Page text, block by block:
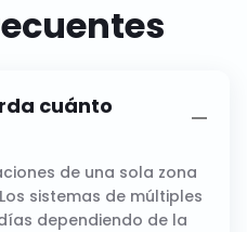
cuánto
de una sola zona
sistemas de múltiples
dependiendo de la